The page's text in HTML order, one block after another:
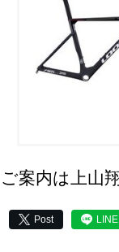
ご案内は上山
Post LINE